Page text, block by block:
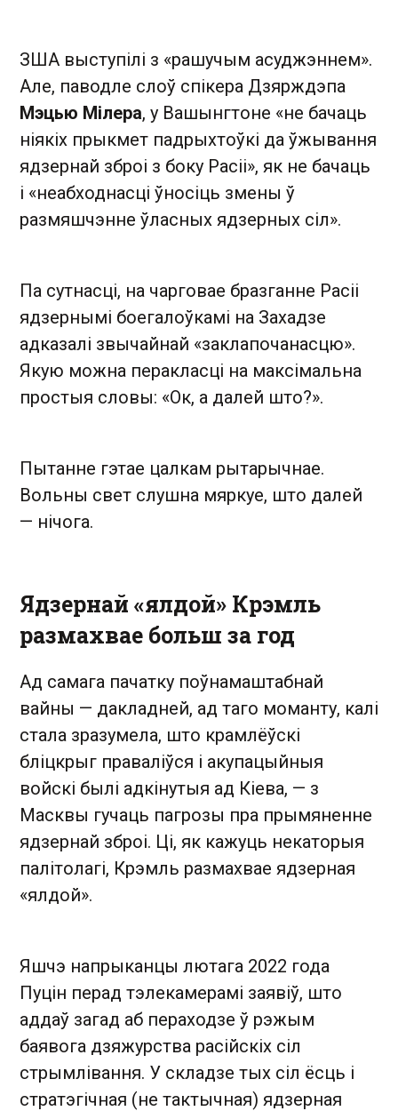
ЗША выступілі з «рашучым асуджэннем».
Але, паводле слоў спікера Дзярждэпа
Мэцью Мілера, у Вашынгтоне «не бачаць
ніякіх прыкмет падрыхтоўкі да ўжывання
ядзернай зброі з боку Расіі», як не бачаць
і «неабходнасці ўносіць змены ў
размяшчэнне ўласных ядзерных сіл».
Па сутнасці, на чарговае бразганне Расіі
ядзернымі боегалоўкамі на Захадзе
адказалі звычайнай «заклапочанасцю».
Якую можна перакласці на максімальна
простыя словы: «Ок, а далей што?».
Пытанне гэтае цалкам рытарычнае.
Вольны свет слушна мяркуе, што далей
— нічога.
Ядзернай «ялдой» Крэмль
размахвае больш за год
Ад самага пачатку поўнамаштабнай
вайны — дакладней, ад таго моманту, калі
стала зразумела, што крамлёўскі
бліцкрыг праваліўся і акупацыйныя
войскі былі адкінутыя ад Кіева, — з
Масквы гучаць пагрозы пра прымяненне
ядзернай зброі. Ці, як кажуць некаторыя
палітолагі, Крэмль размахвае ядзерная
«ялдой».
Яшчэ напрыканцы лютага 2022 года
Пуцін перад тэлекамерамі заявіў, што
аддаў загад аб пераходзе ў рэжым
баявога дзяжурства расійскіх сіл
стрымлівання. У складзе тых сіл ёсць і
стратэгічная (не тактычная) ядзерная